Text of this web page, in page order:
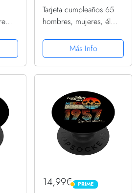
Tarjeta cumpleaños 65
hombres, mujeres, él
todas piezas originales,
divertida tarjeta
cumpleaños 65 x 145
mamá,...
Más Info
14,99€ PRIME
PRIME